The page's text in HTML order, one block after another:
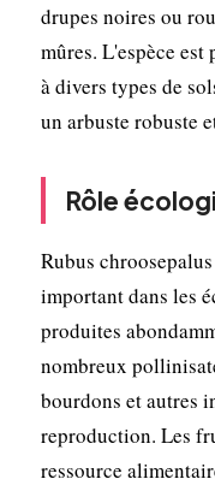
drupes noires ou
mûres. L'espèce
à divers types de
un arbuste robuste
Rôle
Rubus
important dans les
produites
nombreux
bourdons et autres
reproduction. Les
ressource